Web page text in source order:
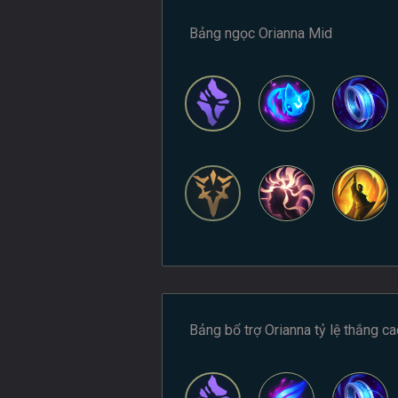
Bảng ngọc Orianna Mid
Bảng bổ trợ Orianna tỷ lệ thắng